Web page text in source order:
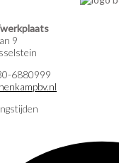
9
6880999